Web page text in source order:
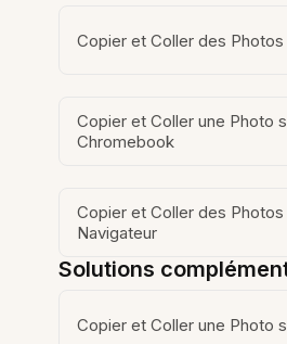
Copier et Coller des
Copier et Coller une Photo
Chromebook
Copier et Coller des Photos
Navigateur
Solutions
Copier et Coller une Photo